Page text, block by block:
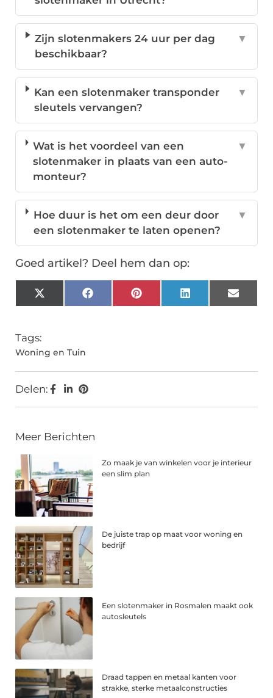
Zijn slotenmakers 24 uur per dag
beschikbaar?
▼
Kan een slotenmaker transponder
sleutels vervangen?
▼
Wat is het voordeel van een
slotenmaker in plaats van een auto-
monteur?
▼
Hoe duur is het om een deur door
een slotenmaker te laten openen?
▼
Goed artikel? Deel hem dan op:
X
(Twitter)
FacebookPinterestLinkedInEmail
Tags:
Woning en Tuin
Delen:
Meer Berichten
Zo maak je van winkelen voor je interieur
een slim plan
De juiste trap op maat voor woning en
bedrijf
Een slotenmaker in Rosmalen maakt ook
autosleutels
Draad tappen en metaal kanten voor
strakke, sterke metaalconstructies